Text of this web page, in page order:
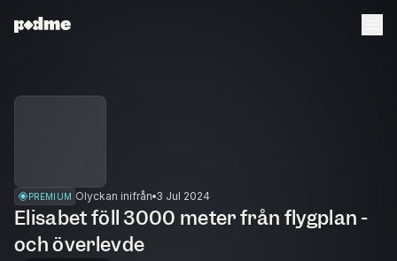
PREMIUM Olyckan inifrån 3 Jul 2024
Elisabet föll 3000 meter från flygplan -
och överlevde